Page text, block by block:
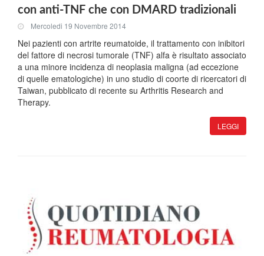
con anti-TNF che con DMARD tradizionali
Mercoledi 19 Novembre 2014
Nei pazienti con artrite reumatoide, il trattamento con inibitori
del fattore di necrosi tumorale (TNF) alfa è risultato associato
a una minore incidenza di neoplasia maligna (ad eccezione
di quelle ematologiche) in uno studio di coorte di ricercatori di
Taiwan, pubblicato di recente su Arthritis Research and
Therapy.
LEGGI